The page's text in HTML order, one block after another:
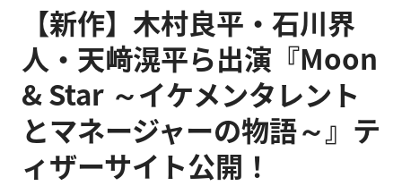
【新作】木村良平・石川界
人・天﨑滉平ら出演『Moon
& Star ～イケメンタレント
とマネージャーの物語～』テ
ィザーサイト公開！